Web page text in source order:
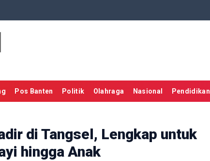
Pos Banten Politik Olahraga Nasional Pendidikan
di Tangsel, Lengkap untuk
hingga Anak